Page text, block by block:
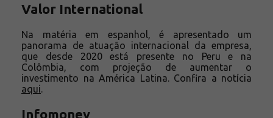
Valor International
Na matéria em espanhol, é apresentado um
panorama de atuação internacional da empresa,
que desde 2020 está presente no Peru e na
Colômbia, com projeção de aumentar o
investimento na América Latina. Confira a notícia
aqui
Infomoney